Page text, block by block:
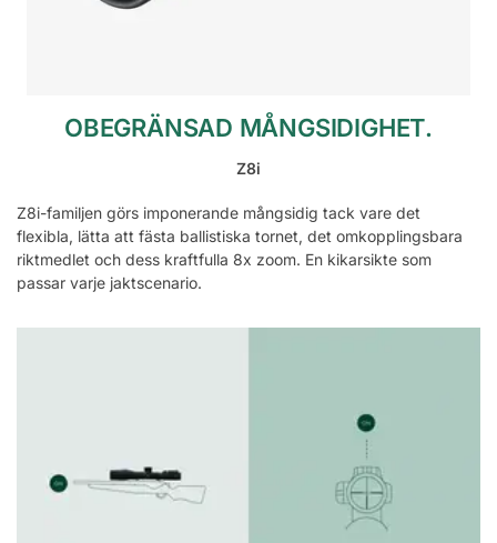
OBEGRÄNSAD MÅNGSIDIGHET.
Z8i
Z8i-familjen görs imponerande mångsidig tack vare det
flexibla, lätta att fästa ballistiska tornet, det omkopplingsbara
riktmedlet och dess kraftfulla 8x zoom. En kikarsikte som
passar varje jaktscenario.